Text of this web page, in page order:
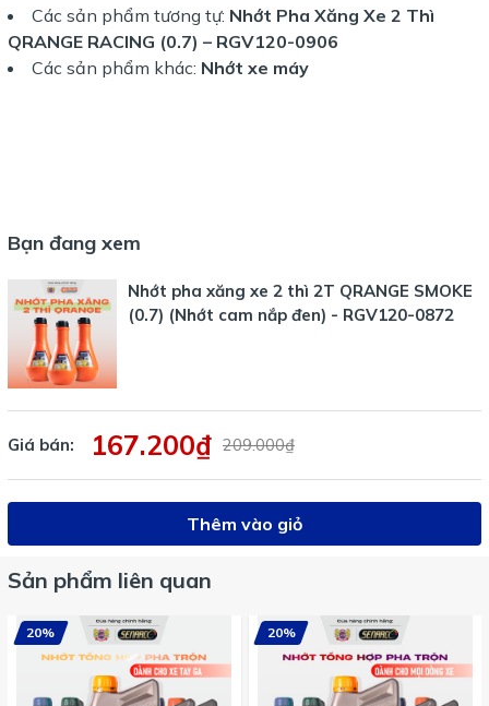
Các sản phẩm tương tự: Nhớt Pha Xăng Xe 2 Thì
QRANGE RACING (0.7) – RGV120-0906
Các sản phẩm khác: Nhớt xe máy
Bạn đang xem
Nhớt pha xăng xe 2 thì 2T QRANGE SMOKE
(0.7) (Nhớt cam nắp đen) - RGV120-0872
Giá bán: 167.200₫ 209.000₫
Thêm vào giỏ
Sản phẩm liên quan
20% 20%